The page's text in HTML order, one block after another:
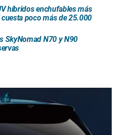
híbridos enchufables más
poco más de 25.000
SkyNomad N70 y N90